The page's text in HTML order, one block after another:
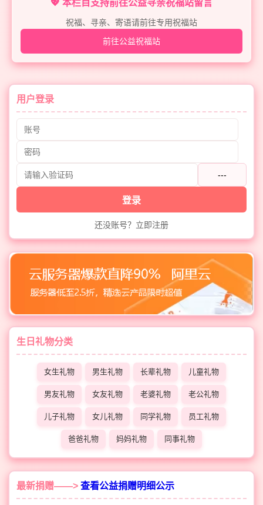
💖 本栏目支持前往公益寻亲祝福站留言
祝福、寻亲、寄语请前往专用祝福站
前往公益祝福站
用户登录
---
登录
还没账号？立即注册
生日礼物分类
女生礼物 男生礼物 长辈礼物 儿童礼物
男友礼物 女友礼物 老婆礼物 老公礼物
儿子礼物 女儿礼物 同学礼物 员工礼物
爸爸礼物 妈妈礼物 同事礼物
最新捐赠——> 查看公益捐赠明细公示